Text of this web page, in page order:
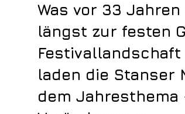
Was vor 33
längst zur festen
Festivallandschaft
laden die Stanser
dem